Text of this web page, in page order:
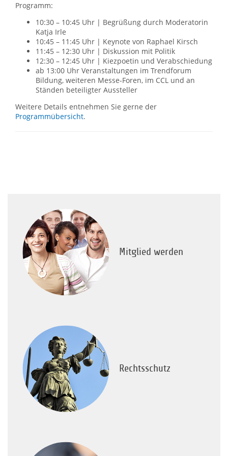
Programm:
10:30 – 10:45 Uhr | Begrüßung durch Moderatorin
Katja Irle
10:45 – 11:45 Uhr | Keynote von Raphael Kirsch
11:45 – 12:30 Uhr | Diskussion mit Politik
12:30 – 12:45 Uhr | Kiezpoetin und Verabschiedung
ab 13:00 Uhr Veranstaltungen im Trendforum
Bildung, weiteren Messe-Foren, im CCL und an
Ständen beteiligter Aussteller
Weitere Details entnehmen Sie gerne der
Programmübersicht.
Mitglied werden
Rechtsschutz